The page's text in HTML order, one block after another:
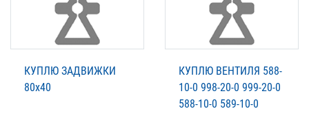
КУПЛЮ ЗАДВИЖКИ
80х40
КУПЛЮ ВЕНТИЛЯ 588-
10-0 998-20-0 999-20-0
588-10-0 589-10-0